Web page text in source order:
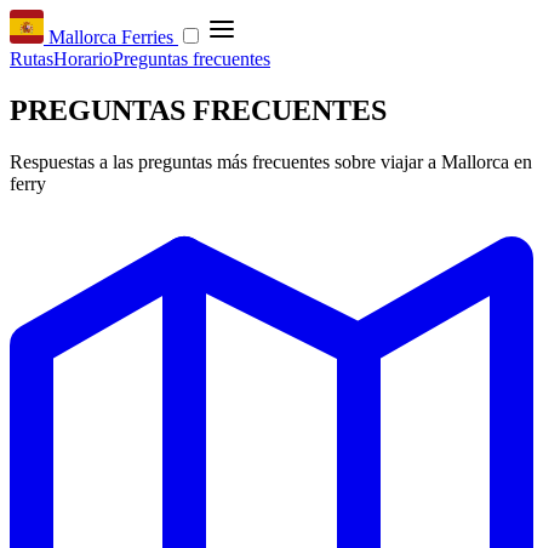
Mallorca Ferries
RutasHorarioPreguntas frecuentes
PREGUNTAS FRECUENTES
Respuestas a las preguntas más frecuentes sobre viajar a Mallorca en
ferry